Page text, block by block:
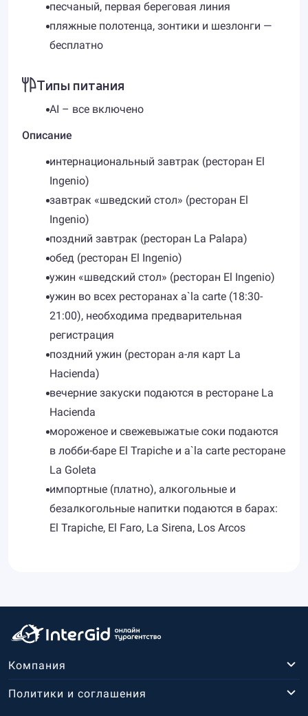
песчаный, первая береговая линия
пляжные полотенца, зонтики и шезлонги —
бесплатно
Типы питания
AI – все включено
Описание
интернациональный завтрак (ресторан El
Ingenio)
завтрак «шведский стол» (ресторан El
Ingenio)
поздний завтрак (ресторан La Palapa)
обед (ресторан El Ingenio)
ужин «шведский стол» (ресторан El Ingenio)
ужин во всех ресторанах a`la carte (18:30-
21:00), необходима предварительная
регистрация
поздний ужин (ресторан а-ля карт La
Hacienda)
вечерние закуски подаются в ресторане La
Hacienda
мороженое и свежевыжатые соки подаются
в лобби-баре El Trapiche и a`la carte ресторане
La Goleta
импортные (платно), алкогольные и
безалкогольные напитки подаются в барах:
El Trapiche, El Faro, La Sirena, Los Arcos
Компания
Политики и соглашения